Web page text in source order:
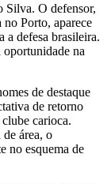
Silva. O defensor,
Porto, aparece
a defesa brasileira.
na
de destaque
de retorno
carioca.
área, o
no esquema de